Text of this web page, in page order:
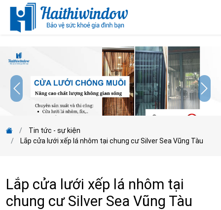
Tin tức - sự kiện
Lắp cửa lưới xếp lá nhôm tại chung cư Silver Sea Vũng Tàu
Lắp cửa lưới xếp lá nhôm tại
chung cư Silver Sea Vũng Tàu